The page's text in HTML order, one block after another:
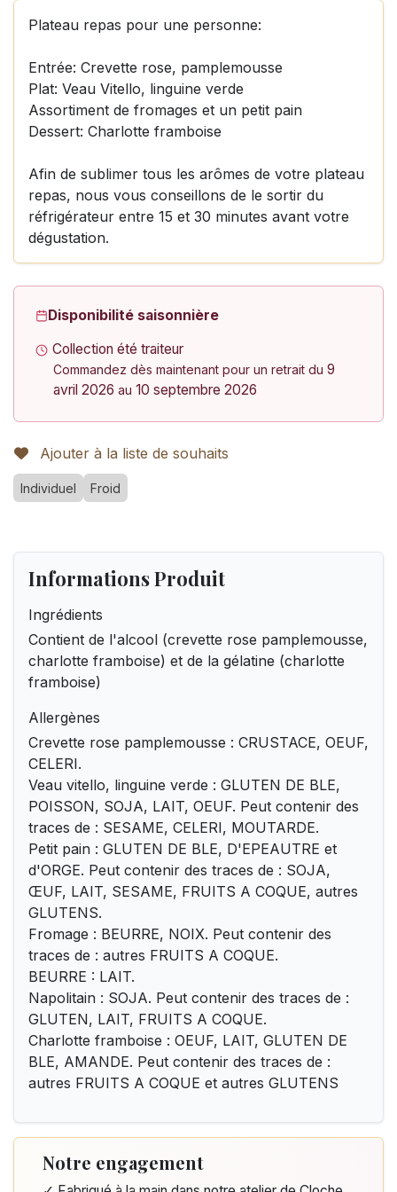
Plateau repas pour une personne:
Entrée: Crevette rose, pamplemousse
Plat: Veau Vitello, linguine verde
Assortiment de fromages et un petit pain
Dessert: Charlotte framboise
Afin de sublimer tous les arômes de votre plateau
repas, nous vous conseillons de le sortir du
réfrigérateur entre 15 et 30 minutes avant votre
dégustation.
Disponibilité saisonnière
Collection été traiteur
Commandez dès maintenant pour un retrait du 9
avril 2026 au 10 septembre 2026
Ajouter à la liste de souhaits
Individuel Froid
Informations Produit
Ingrédients
Contient de l'alcool (crevette rose pamplemousse,
charlotte framboise) et de la gélatine (charlotte
framboise)
Allergènes
Crevette rose pamplemousse : CRUSTACE, OEUF,
CELERI.
Veau vitello, linguine verde : GLUTEN DE BLE,
POISSON, SOJA, LAIT, OEUF. Peut contenir des
traces de : SESAME, CELERI, MOUTARDE.
Petit pain : GLUTEN DE BLE, D'EPEAUTRE et
d'ORGE. Peut contenir des traces de : SOJA,
ŒUF, LAIT, SESAME, FRUITS A COQUE, autres
GLUTENS.
Fromage : BEURRE, NOIX. Peut contenir des
traces de : autres FRUITS A COQUE.
BEURRE : LAIT.
Napolitain : SOJA. Peut contenir des traces de :
GLUTEN, LAIT, FRUITS A COQUE.
Charlotte framboise : OEUF, LAIT, GLUTEN DE
BLE, AMANDE. Peut contenir des traces de :
autres FRUITS A COQUE et autres GLUTENS
Notre engagement